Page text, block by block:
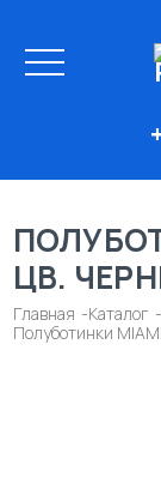
ЦВ.
Главная Каталог
Полуботинки